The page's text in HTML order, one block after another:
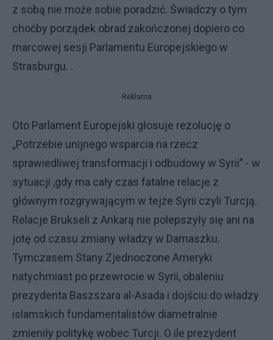
z sobą nie może sobie poradzić. Świadczy o tym
choćby porządek obrad zakończonej dopiero co
marcowej sesji Parlamentu Europejskiego w
Strasburgu. .
Reklama
Oto Parlament Europejski głosuje rezolucję o
„Potrzebie unijnego wsparcia na rzecz
sprawiedliwej transformacji i odbudowy w Syrii” - w
sytuacji ,gdy ma cały czas fatalne relacje z
głównym rozgrywającym w tejże Syrii czyli Turcją.
Relacje Brukseli z Ankarą nie polepszyły się ani na
jotę od czasu zmiany władzy w Damaszku.
Tymczasem Stany Zjednoczone Ameryki
natychmiast po przewrocie w Syrii, obaleniu
prezydenta Baszszara al-Asada i dojściu do władzy
islamskich fundamentalistów diametralnie
zmieniły politykę wobec Turcji. O ile prezydent